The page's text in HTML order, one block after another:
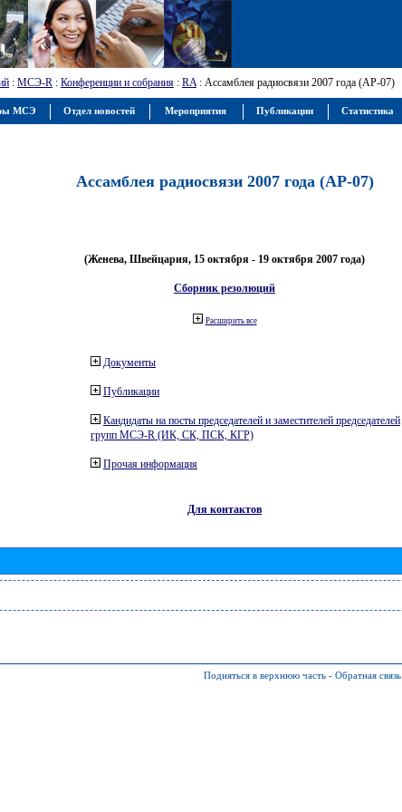
: МСЭ-R : Конференции и собрания : RA: Ассамблея радиосвязи 2007 года (АР-07)
Ассамблея радиосвязи 2007 года (АР-07)
(Женева, Швейцария, 15 октября - 19 октября 2007 года)
Сборник резолюций
Расширить все
Документы
Публикации
Кандидаты на посты председателей и заместителей председателей
групп МСЭ-R (ИК, СК, ПСК, КГР)
Прочая информация
Для контактов
Подняться в верхнюю часть - Обратная связь
МСЭ Отдел новостей Мероприятия Публикации Статистика